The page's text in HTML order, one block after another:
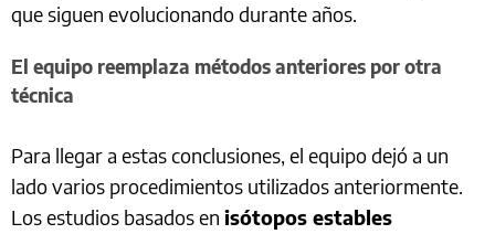
que siguen evolucionando durante años.
El equipo reemplaza métodos anteriores por otra
técnica
Para llegar a estas conclusiones, el equipo dejó a un
lado varios procedimientos utilizados anteriormente.
Los estudios basados en isótopos estables